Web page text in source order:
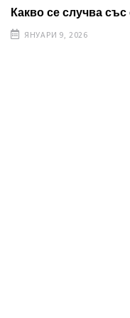
Какво се случва
ЯНУАРИ 9, 2026